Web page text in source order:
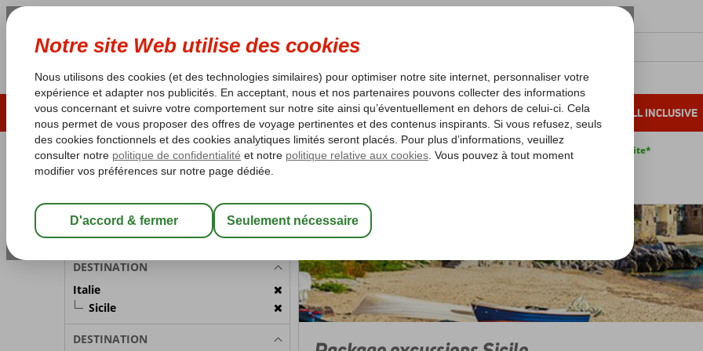
ÉTÉ 2026 LAST MINUTES SOLEIL D'HIVER VACANCES AU SOLEIL ALL INCLUSIVE
Les garanties de vacances Garantie du prix le plus bas* Pas de surcharge carburant Annulation gratuite*
Chambre 1: 2 Personnes
Modifier les participants
DESTINATION
Italie
Sicile
DESTINATION